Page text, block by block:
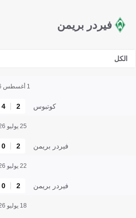
فيردر بريمن
الكل
1 أغسطس 2026
كوتبوس 2
4
25 يوليو 2026
فيردر بريمن 2
0
22 يوليو 2026
فيردر بريمن 2
0
18 يوليو 2026